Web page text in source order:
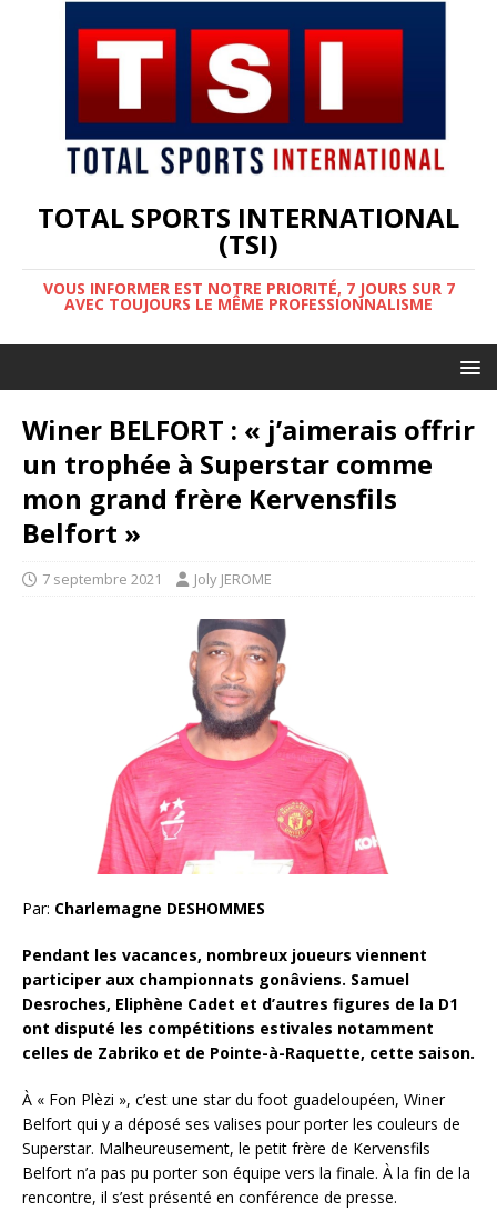
TOTAL SPORTS INTERNATIONAL
(TSI)
VOUS INFORMER EST NOTRE PRIORITÉ, 7 JOURS SUR 7
AVEC TOUJOURS LE MÊME PROFESSIONNALISME
Winer BELFORT : « j’aimerais offrir
un trophée à Superstar comme
mon grand frère Kervensfils
Belfort »
7 septembre 2021 Joly JEROME
Par: Charlemagne DESHOMMES
Pendant les vacances, nombreux joueurs viennent
participer aux championnats gonâviens. Samuel
Desroches, Eliphène Cadet et d’autres figures de la D1
ont disputé les compétitions estivales notamment
celles de Zabriko et de Pointe-à-Raquette, cette saison.
À « Fon Plèzi », c’est une star du foot guadeloupéen, Winer
Belfort qui y a déposé ses valises pour porter les couleurs de
Superstar. Malheureusement, le petit frère de Kervensfils
Belfort n’a pas pu porter son équipe vers la finale. À la fin de la
rencontre, il s’est présenté en conférence de presse.